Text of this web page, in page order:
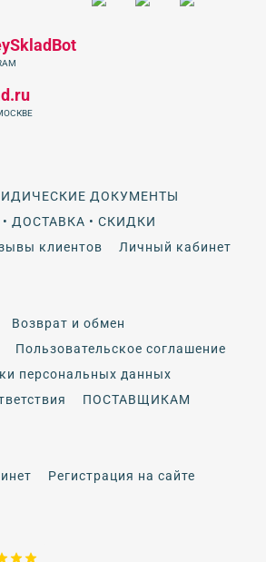
ДОКУМЕНТЫ
ДОСТАВКА • СКИДКИ
клиентов
Личный кабинет
Возврат и обмен
Пользовательское соглашение
персональных данных
ПОСТАВЩИКАМ
Регистрация на сайте